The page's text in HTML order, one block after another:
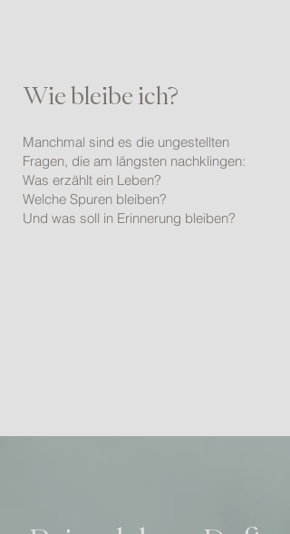
Wie bleibe ich?
Manchmal sind es die ungestellten
Fragen, die am längsten nachklingen:
Was erzählt ein Leben?
Welche Spuren bleiben?
Und was soll in Erinnerung bleiben?